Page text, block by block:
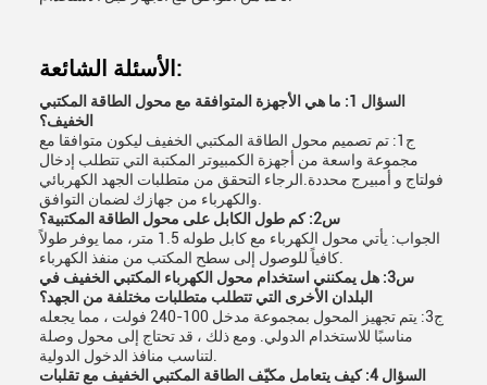
الأسئلة الشائعة:
السؤال 1: ما هي الأجهزة المتوافقة مع محول الطاقة المكتبي
الخفيف؟
ج1: تم تصميم محول الطاقة المكتبي الخفيف ليكون متوافقا مع
مجموعة واسعة من أجهزة الكمبيوتر المكتبة التي تتطلب إدخال
فولتاج و أمبيرج محددة.الرجاء التحقق من متطلبات الجهد الكهربائي
س2: كم طول الكابل على محول الطاقة المكتبية؟
الجواب: يأتي محول الكهرباء مع كابل طوله 1.5 متر، مما يوفر طولاً
س3: هل يمكنني استخدام محول الكهرباء المكتبي الخفيف في
البلدان الأخرى التي تتطلب متطلبات مختلفة من الجهد؟
ج3: يتم تجهيز المحول بمجموعة مدخل 100-240 فولت ، مما يجعله
مناسبًا للاستخدام الدولي. ومع ذلك ، قد تحتاج إلى محول وصلة
السؤال 4: كيف يتعامل مكيّف الطاقة المكتبي الخفيف مع تقلبات